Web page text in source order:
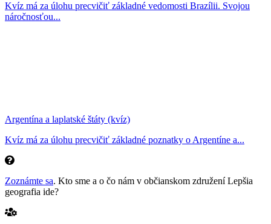
Kvíz má za úlohu precvičiť základné vedomosti Brazílii. Svojou
náročnosťou...
Argentína a laplatské štáty (kvíz)
Kvíz má za úlohu precvičiť základné poznatky o Argentíne a...
Zoznámte sa. Kto sme a o čo nám v občianskom združení Lepšia
geografia ide?